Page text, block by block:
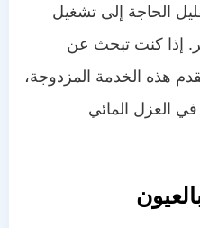
الحاجة إلى تشغيل
إذا كنت تبحث عن
هذه الخدمة المزدوجة،
العزل المائي